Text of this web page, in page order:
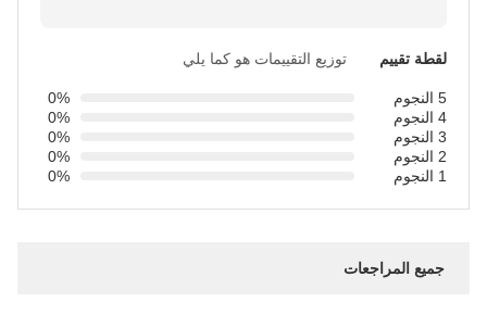
لقطة تقييم توزيع التقييمات هو كما يلي
5 النجوم
0%
4 النجوم
0%
3 النجوم
0%
2 النجوم
0%
1 النجوم
0%
جميع المراجعات